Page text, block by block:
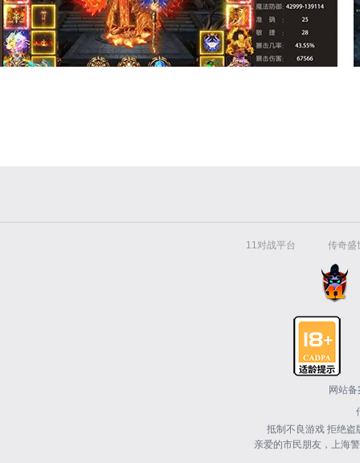
11对战平台 传奇盛
网站备
抵制不良游戏 拒绝盗
亲爱的市民朋友，上海